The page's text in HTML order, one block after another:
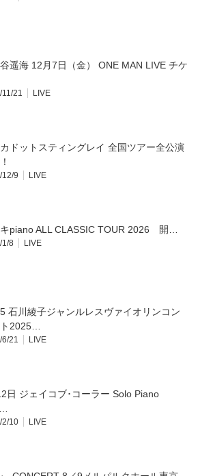
遥海 12月7日（金） ONE MAN LIVE チケ
21 LIVE
ドットスティングレイ 全国ツアー全公演
9 LIVE
キpiano ALL CLASSIC TOUR 2026 開…
1/8 LIVE
石川綾子ジャンルレスヴァイオリンコン
2025…
21 LIVE
日 ジェイコブ･コーラー Solo Piano
2/10 LIVE